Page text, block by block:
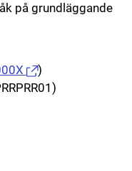
på grundläggande
)